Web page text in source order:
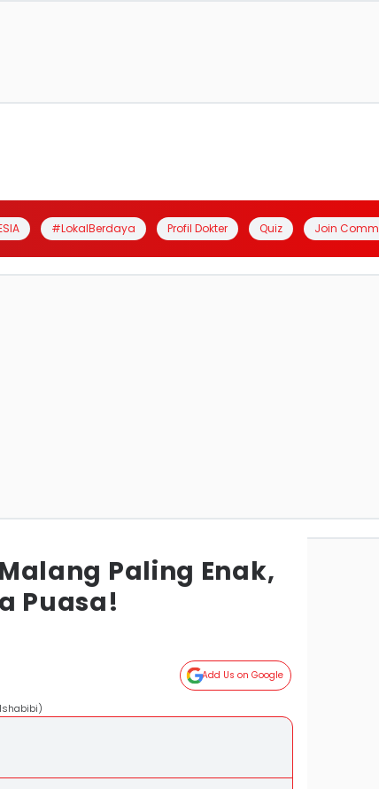
#LokalBerdaya Profil Dokter Quiz Join
Paling Enak,
Puasa!
Add Us on Google